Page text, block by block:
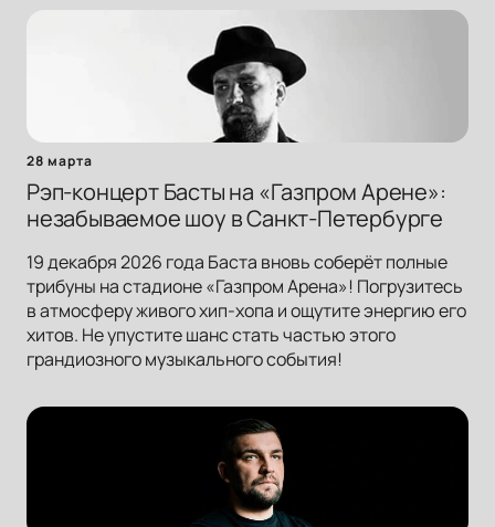
28 марта
Рэп-концерт Басты на «Газпром Арене»:
незабываемое шоу в Санкт-Петербурге
19 декабря 2026 года Баста вновь соберёт полные
трибуны на стадионе «Газпром Арена»! Погрузитесь
в атмосферу живого хип-хопа и ощутите энергию его
хитов. Не упустите шанс стать частью этого
грандиозного музыкального события!